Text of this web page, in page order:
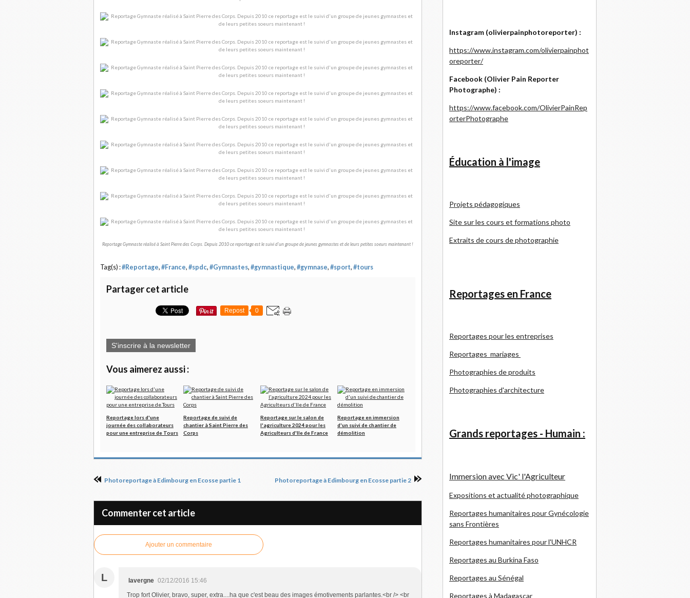
Reportage Gymnaste réalisé à Saint Pierre des Corps. Depuis 2010 ce reportage est le suivi d'un groupe de jeunes gymnastes et de leurs petites soeurs maintenant !
Tag(s) :#Reportage, #France, #spdc, #Gymnastes, #gymnastique, #gymnase, #sport, #tours
Partager cet article
Repost 0
S'inscrire à la newsletter
Vous aimerez aussi :
Reportage lors d'une
journée des collaborateurs
pour une entreprise de Tours
Reportage de suivi de
chantier à Saint Pierre des
Corps
Reportage sur le salon de
l'agriculture 2024 pour les
Agriculteurs d'Ile de France
Reportage en immersion
d'un suivi de chantier de
démolition
Photoreportage à Edimbourg en Ecosse partie 1 Photoreportage à Edimbourg en Ecosse partie 2
Commenter cet article
Ajouter un commentaire
L lavergne 02/12/2016 15:46
Trop fort Olivier, bravo, super, extra....ha que c'est beau des images émotivements parlantes.<br /> <br
Instagram (olivierpainphotoreporter) :
https://www.instagram.com/olivierpainphot
oreporter/
Facebook (Olivier Pain Reporter
Photographe) :
https://www.facebook.com/OlivierPainRep
orterPhotographe
Éducation à l'image
Projets pédagogiques
Site sur les cours et formations photo
Extraits de cours de photographie
Reportages en France
Reportages pour les entreprises
Reportages mariages
Photographies de produits
Photographies d'architecture
Grands reportages - Humain :
Immersion avec Vic' l'Agriculteur
Expositions et actualité photographique
Reportages humanitaires pour Gynécologie
sans Frontières
Reportages humanitaires pour l'UNHCR
Reportages au Burkina Faso
Reportages au Sénégal
Reportages à Madagascar